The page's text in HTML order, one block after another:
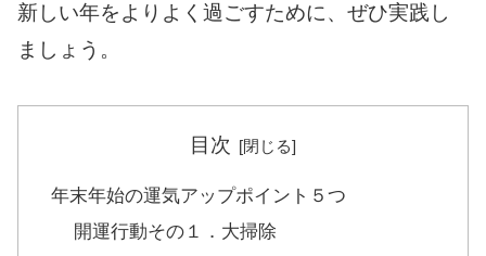
新しい年をよりよく過ごすために、ぜひ実践し
ましょう。
目次
年末年始の運気アップポイント５つ
開運行動その１．大掃除